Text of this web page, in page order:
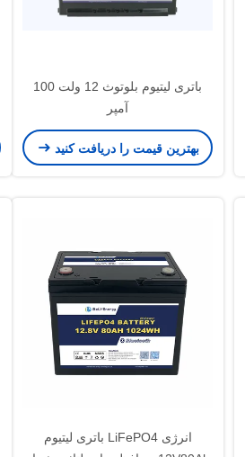
باتری لیتیوم بلوتوث 12 ولت 100
آمپر
بهترین قیمت را دریافت کنید
انرژی LiFePO4 باتری لیتیوم